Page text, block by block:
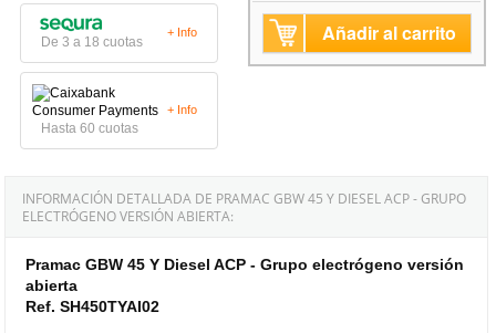
De 3 a 18 cuotas
+ Info
Hasta 60 cuotas
+ Info
Añadir al carrito
INFORMACIÓN DETALLADA DE PRAMAC GBW 45 Y DIESEL ACP - GRUPO
ELECTRÓGENO VERSIÓN ABIERTA:
Pramac GBW 45 Y Diesel ACP - Grupo electrógeno versión
abierta
Ref. SH450TYAI02